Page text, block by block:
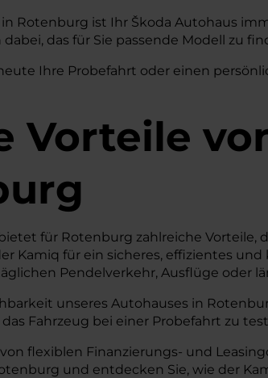
Rotenburg ist Ihr Škoda Autohaus
das für Sie passende Modell zu
Ihre Probefahrt oder einen
Vorteile
für Rotenburg zahlreiche
Kamiq für ein sicheres, effizientes
Pendelverkehr, Ausflüge oder
unseres Autohauses in
Fahrzeug bei einer Probefahrt zu
flexiblen Finanzierungs- und
und entdecken Sie, wie der